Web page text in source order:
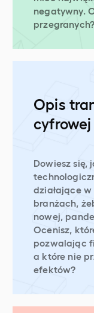
negatywny.
przegranych?
Opis
cyfrowej
Dowiesz się,
działające
branżach,
nowej,
Ocenisz,
pozwalając
a które nie
efektów?